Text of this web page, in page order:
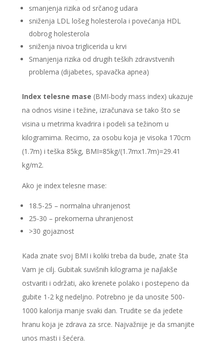
smanjenja rizika od srčanog udara
sniženja LDL lošeg holesterola i povećanja HDL
dobrog holesterola
sniženja nivoa triglicerida u krvi
Smanjenja rizika od drugih teških zdravstvenih
problema (dijabetes, spavačka apnea)
Index telesne mase (BMI-body mass index) ukazuje
na odnos visine i težine, izračunava se tako što se
visina u metrima kvadrira i podeli sa težinom u
kilogramima. Recimo, za osobu koja je visoka 170cm
(1.7m) i teška 85kg, BMI=85kg/(1.7mx1.7m)=29.41
kg/m2.
Ako je index telesne mase:
18.5-25 – normalna uhranjenost
25-30 – prekomerna uhranjenost
>30 gojaznost
Kada znate svoj BMI i koliki treba da bude, znate šta
Vam je cilj. Gubitak suvišnih kilograma je najlakše
ostvariti i održati, ako krenete polako i postepeno da
gubite 1-2 kg nedeljno. Potrebno je da unosite 500-
1000 kalorija manje svaki dan. Trudite se da jedete
hranu koja je zdrava za srce. Najvažnije je da smanjite
unos masti i šećera.